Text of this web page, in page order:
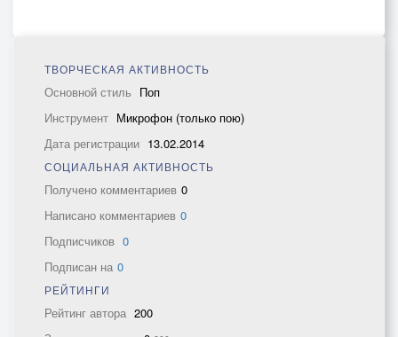
ТВОРЧЕСКАЯ АКТИВНОСТЬ
Основной стиль Поп
Инструмент Микрофон (только пою)
Дата регистрации 13.02.2014
СОЦИАЛЬНАЯ АКТИВНОСТЬ
Получено комментариев 0
Написано комментариев 0
Подписчиков 0
Подписан на 0
РЕЙТИНГИ
Рейтинг автора 200